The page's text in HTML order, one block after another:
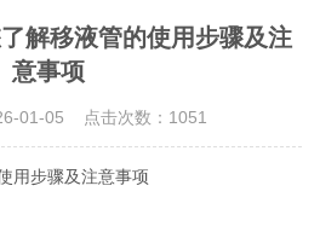
解移液管的使用步骤及注
意事项
01-05 点击次数：1051
步骤及注意事项